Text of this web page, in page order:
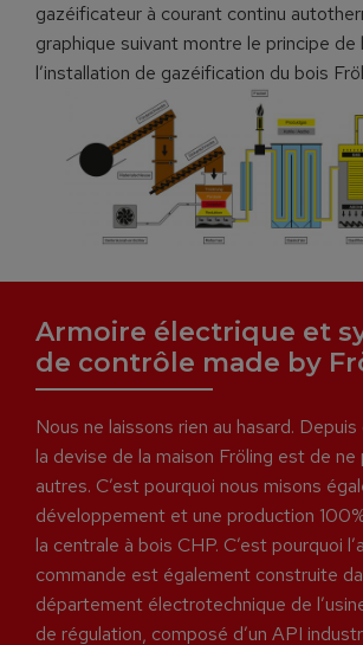
gazéificateur à courant continu
graphique suivant montre le principe de
l’installation de gazéification du bois
Armoire électrique et
de contrôle made by
Nous ne laissons rien au hasard.
la devise de la maison Fröling est de
autres. C’est pourquoi nous misons
développement et une production
la centrale à bois CHP. C’est pourquoi
commande est également construite
département électrotechnique de
de régulation, composé d’un API